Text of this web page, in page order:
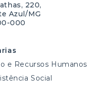
220,
Azul/MG
000
e Recursos Humanos
Social